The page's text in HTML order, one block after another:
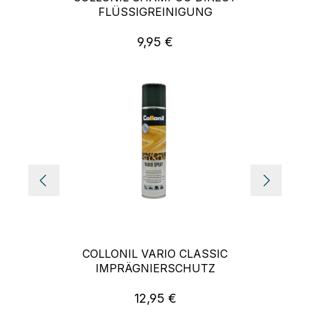
FLÜSSIGREINIGUNG
Regulärer Preis:
9,95 €
COLLONIL VARIO CLASSIC
IMPRÄGNIERSCHUTZ
Regulärer Preis:
12,95 €